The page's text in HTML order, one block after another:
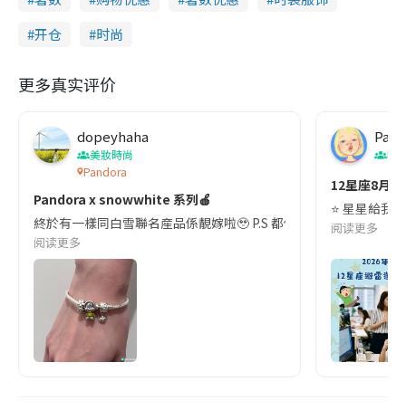
开仓
时尚
更多真实评价
dopeyhaha
美妝時尚
Pandora
Pandora x snowwhite 系列🍎
終於有一樣同白雪聯名産品係靚嫁啦🥹 P.S 都係對真人版既選角
阅读更多
吹
12星座8月
⭐ 星星給我
阅读更多